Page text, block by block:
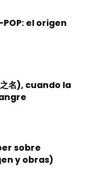
el origen
名), cuando la
sobre
y obras)